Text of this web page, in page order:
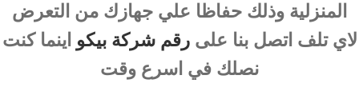
المنزلية وذلك حفاظا علي جهازك من التعرض
لاي تلف اتصل بنا علىرقم شركة بيكو اينما كنت
نصلك في اسرع وقت